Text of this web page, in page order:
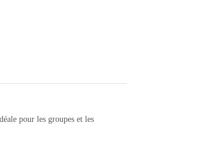
pour les groupes et les